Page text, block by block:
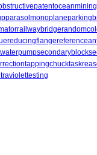
oceanmining
parasolmonoplane
railwaybridge
reducingflange
secondaryblock
tappingchuck